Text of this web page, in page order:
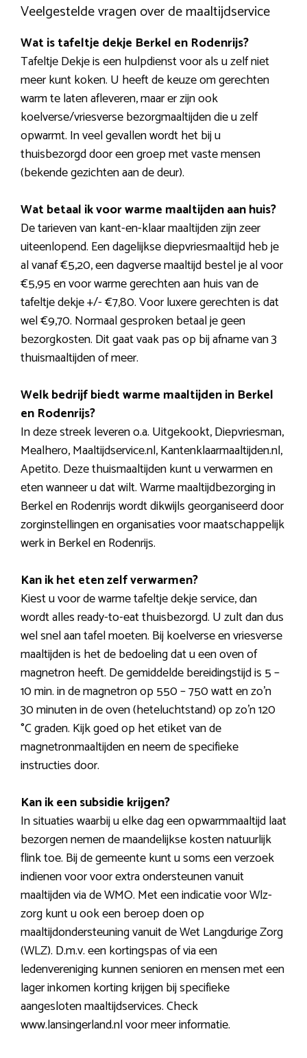
Veelgestelde vragen over de maaltijdservice
Wat is tafeltje dekje Berkel en Rodenrijs?
Tafeltje Dekje is een hulpdienst voor als u zelf niet
meer kunt koken. U heeft de keuze om gerechten
warm te laten afleveren, maar er zijn ook
koelverse/vriesverse bezorgmaaltijden die u zelf
opwarmt. In veel gevallen wordt het bij u
thuisbezorgd door een groep met vaste mensen
(bekende gezichten aan de deur).
Wat betaal ik voor warme maaltijden aan huis?
De tarieven van kant-en-klaar maaltijden zijn zeer
uiteenlopend. Een dagelijkse diepvriesmaaltijd heb je
al vanaf €5,20, een dagverse maaltijd bestel je al voor
€5,95 en voor warme gerechten aan huis van de
tafeltje dekje +/- €7,80. Voor luxere gerechten is dat
wel €9,70. Normaal gesproken betaal je geen
bezorgkosten. Dit gaat vaak pas op bij afname van 3
thuismaaltijden of meer.
Welk bedrijf biedt warme maaltijden in Berkel
en Rodenrijs?
In deze streek leveren o.a. Uitgekookt, Diepvriesman,
Mealhero, Maaltijdservice.nl, Kantenklaarmaaltijden.nl,
Apetito. Deze thuismaaltijden kunt u verwarmen en
eten wanneer u dat wilt. Warme maaltijdbezorging in
Berkel en Rodenrijs wordt dikwijls georganiseerd door
zorginstellingen en organisaties voor maatschappelijk
werk in Berkel en Rodenrijs.
Kan ik het eten zelf verwarmen?
Kiest u voor de warme tafeltje dekje service, dan
wordt alles ready-to-eat thuisbezorgd. U zult dan dus
wel snel aan tafel moeten. Bij koelverse en vriesverse
maaltijden is het de bedoeling dat u een oven of
magnetron heeft. De gemiddelde bereidingstijd is 5 –
10 min. in de magnetron op 550 – 750 watt en zo’n
30 minuten in de oven (heteluchtstand) op zo’n 120
°C graden. Kijk goed op het etiket van de
magnetronmaaltijden en neem de specifieke
instructies door.
Kan ik een subsidie krijgen?
In situaties waarbij u elke dag een opwarmmaaltijd laat
bezorgen nemen de maandelijkse kosten natuurlijk
flink toe. Bij de gemeente kunt u soms een verzoek
indienen voor voor extra ondersteunen vanuit
maaltijden via de WMO. Met een indicatie voor Wlz-
zorg kunt u ook een beroep doen op
maaltijdondersteuning vanuit de Wet Langdurige Zorg
(WLZ). D.m.v. een kortingspas of via een
ledenvereniging kunnen senioren en mensen met een
lager inkomen korting krijgen bij specifieke
aangesloten maaltijdservices. Check
www.lansingerland.nl voor meer informatie.